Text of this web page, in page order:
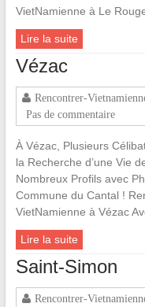
VietNamienne à Le
Lire la suite
Vézac
Rencontrer-
Pas de commentaire
À Vézac, Plusieurs
la Recherche d’une Vie
Nombreux Profils avec
Commune du Cantal !
VietNamienne à Vézac
Lire la suite
Saint-Simon
Rencontrer-